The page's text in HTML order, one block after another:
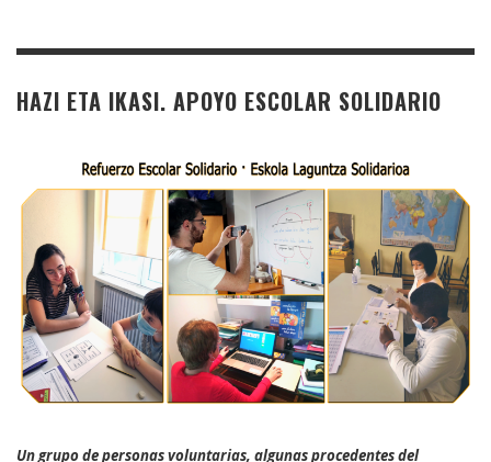
HAZI ETA IKASI. APOYO ESCOLAR SOLIDARIO
Un grupo de personas voluntarias, algunas procedentes del